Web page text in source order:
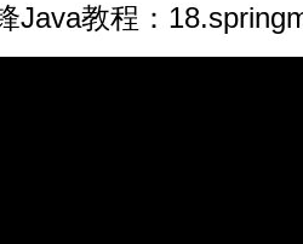
Java教程：